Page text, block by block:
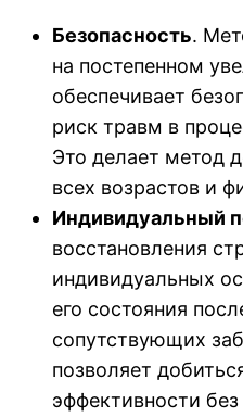
Безопасность.
на постепенном
обеспечивает
риск травм в
Это делает метод
всех возрастов и
Индивидуальный
восстановления
индивидуальных
его состояния
сопутствующих
позволяет
эффективности